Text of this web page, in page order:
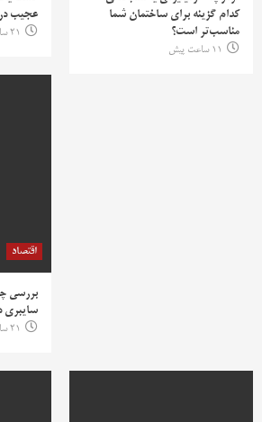
کدام گزینه برای ساختمان شما
مناسب‌تر است؟
11 ساعت پیش
عجیب
21 ساعت پیش
اقتصاد
بررسی
سایبری
21 ساعت پیش